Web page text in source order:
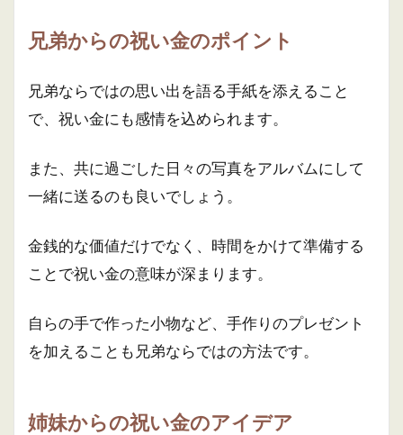
兄弟からの祝い金のポイント
兄弟ならではの思い出を語る手紙を添えること
で、祝い金にも感情を込められます。
また、共に過ごした日々の写真をアルバムにして
一緒に送るのも良いでしょう。
金銭的な価値だけでなく、時間をかけて準備する
ことで祝い金の意味が深まります。
自らの手で作った小物など、手作りのプレゼント
を加えることも兄弟ならではの方法です。
姉妹からの祝い金のアイデア